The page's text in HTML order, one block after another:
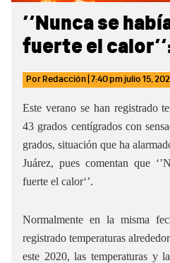
‘’Nunca se
fuerte el
Por Redacción 7:40 pmjulio 15,
Este verano se han registrado
43 grados centígrados con
grados, situación que ha
Juárez, pues comentan que
fuerte el calor‘’.
Normalmente en la misma
registrado temperaturas
este 2020, las temperaturas y